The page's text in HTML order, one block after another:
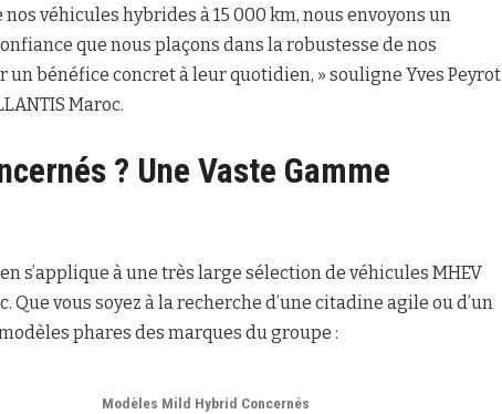
nos véhicules hybrides à 15 000 km, nous envoyons un
que nous plaçons dans la robustesse de nos
un bénéfice concret à leur quotidien, » souligne Yves Peyrot
Maroc.
? Une Vaste Gamme
s’applique à une très large sélection de véhicules MHEV
vous soyez à la recherche d’une citadine agile ou d’un
phares des marques du groupe :
Modèles Mild Hybrid Concernés